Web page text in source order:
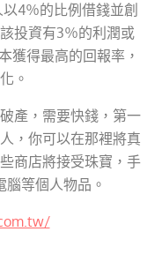
4％的比例借錢並創
投資有3％的利潤或
獲得最高的回報率，
。
破產，需要快錢，第一
，你可以在那裡將真
商店將接受珠寶，手
等個人物品。